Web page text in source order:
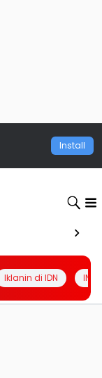
Install
Iklanin di IDN